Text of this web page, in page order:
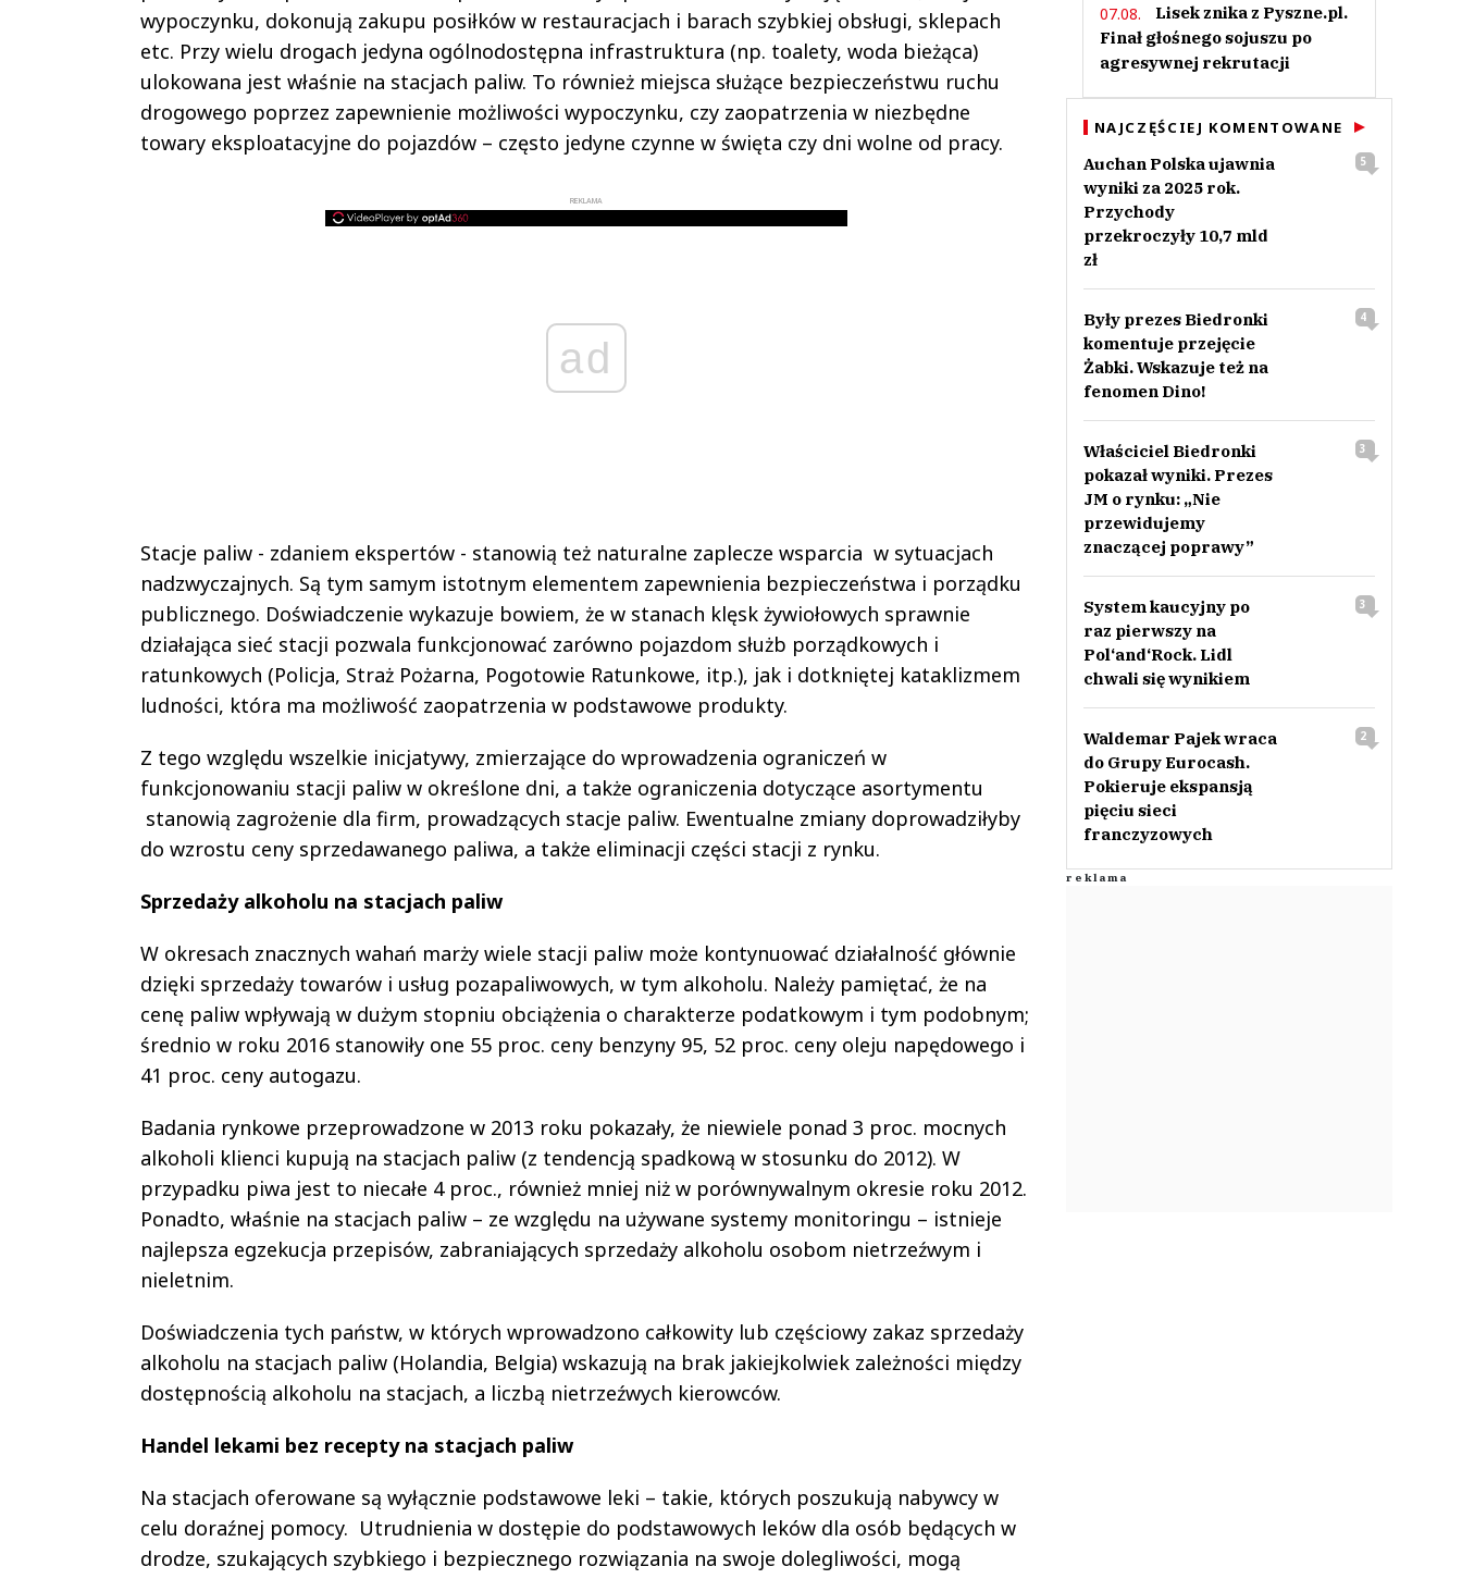
wypoczynku, dokonują zakupu posiłków w restauracjach i barach szybkiej obsługi, sklepach
etc. Przy wielu drogach jedyna ogólnodostępna infrastruktura (np. toalety, woda bieżąca)
ulokowana jest właśnie na stacjach paliw. To również miejsca służące bezpieczeństwu ruchu
drogowego poprzez zapewnienie możliwości wypoczynku, czy zaopatrzenia w niezbędne
towary eksploatacyjne do pojazdów – często jedyne czynne w święta czy dni wolne od pracy.
REKLAMA
ad
Stacje paliw - zdaniem ekspertów - stanowią też naturalne zaplecze wsparcia w sytuacjach
nadzwyczajnych. Są tym samym istotnym elementem zapewnienia bezpieczeństwa i porządku
publicznego. Doświadczenie wykazuje bowiem, że w stanach klęsk żywiołowych sprawnie
działająca sieć stacji pozwala funkcjonować zarówno pojazdom służb porządkowych i
ratunkowych (Policja, Straż Pożarna, Pogotowie Ratunkowe, itp.), jak i dotkniętej kataklizmem
ludności, która ma możliwość zaopatrzenia w podstawowe produkty.
Z tego względu wszelkie inicjatywy, zmierzające do wprowadzenia ograniczeń w
funkcjonowaniu stacji paliw w określone dni, a także ograniczenia dotyczące asortymentu
stanowią zagrożenie dla firm, prowadzących stacje paliw. Ewentualne zmiany doprowadziłyby
do wzrostu ceny sprzedawanego paliwa, a także eliminacji części stacji z rynku.
Sprzedaży alkoholu na stacjach paliw
W okresach znacznych wahań marży wiele stacji paliw może kontynuować działalność głównie
dzięki sprzedaży towarów i usług pozapaliwowych, w tym alkoholu. Należy pamiętać, że na
cenę paliw wpływają w dużym stopniu obciążenia o charakterze podatkowym i tym podobnym;
średnio w roku 2016 stanowiły one 55 proc. ceny benzyny 95, 52 proc. ceny oleju napędowego i
41 proc. ceny autogazu.
Badania rynkowe przeprowadzone w 2013 roku pokazały, że niewiele ponad 3 proc. mocnych
alkoholi klienci kupują na stacjach paliw (z tendencją spadkową w stosunku do 2012). W
przypadku piwa jest to niecałe 4 proc., również mniej niż w porównywalnym okresie roku 2012.
Ponadto, właśnie na stacjach paliw – ze względu na używane systemy monitoringu – istnieje
najlepsza egzekucja przepisów, zabraniających sprzedaży alkoholu osobom nietrzeźwym i
nieletnim.
Doświadczenia tych państw, w których wprowadzono całkowity lub częściowy zakaz sprzedaży
alkoholu na stacjach paliw (Holandia, Belgia) wskazują na brak jakiejkolwiek zależności między
dostępnością alkoholu na stacjach, a liczbą nietrzeźwych kierowców.
Handel lekami bez recepty na stacjach paliw
Na stacjach oferowane są wyłącznie podstawowe leki – takie, których poszukują nabywcy w
celu doraźnej pomocy. Utrudnienia w dostępie do podstawowych leków dla osób będących w
drodze, szukających szybkiego i bezpiecznego rozwiązania na swoje dolegliwości, mogą
07.08.
Lisek znika z Pyszne.pl.
Finał głośnego sojuszu po
agresywnej rekrutacji
NAJCZĘŚCIEJ KOMENTOWANE
Auchan Polska ujawnia
wyniki za 2025 rok.
Przychody
przekroczyły 10,7 mld
zł
5
Były prezes Biedronki
komentuje przejęcie
Żabki. Wskazuje też na
fenomen Dino!
4
Właściciel Biedronki
pokazał wyniki. Prezes
JM o rynku: „Nie
przewidujemy
znaczącej poprawy”
3
System kaucyjny po
raz pierwszy na
Pol‘and‘Rock. Lidl
chwali się wynikiem
3
Waldemar Pajek wraca
do Grupy Eurocash.
Pokieruje ekspansją
pięciu sieci
franczyzowych
2